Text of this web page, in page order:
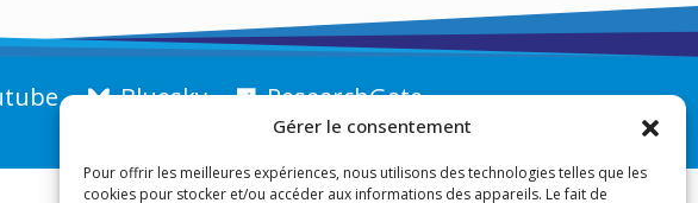
Gérer le consentement
Pour offrir les meilleures expériences, nous utilisons des technologies telles que les
cookies pour stocker et/ou accéder aux informations des appareils. Le fait de
Bluesky
ResearchGate